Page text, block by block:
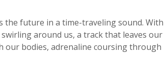
the future in a time-traveling sound. With
around us, a track that leaves our
our bodies, adrenaline coursing through